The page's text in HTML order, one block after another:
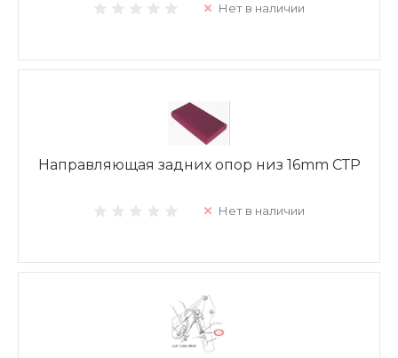
Нет в наличии
Направляющая задних опор низ 16mm СТР
Нет в наличии